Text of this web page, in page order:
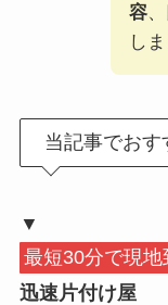
容、
し
当記事でお
▼
最短30分で現地
迅速片付け屋